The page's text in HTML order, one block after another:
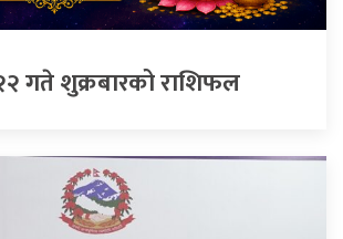
गते शुक्रबारको राशिफल